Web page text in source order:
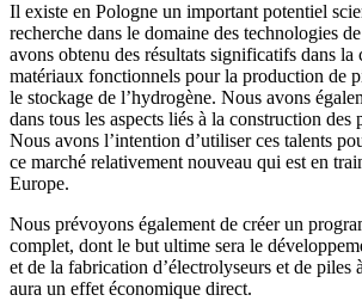
Il existe en Pologne un important potentiel
recherche dans le domaine des technologies
avons obtenu des résultats significatifs dans la
matériaux fonctionnels pour la production de
le stockage de l’hydrogène. Nous avons
dans tous les aspects liés à la construction des
Nous avons l’intention d’utiliser ces talents
ce marché relativement nouveau qui est en
Europe.
Nous prévoyons également de créer un
complet, dont le but ultime sera le
et de la fabrication d’électrolyseurs et de piles
aura un effet économique direct.